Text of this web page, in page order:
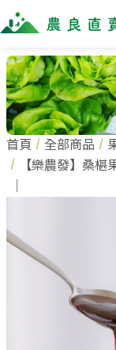
全部商品
全部商品
當季優質水果專區
鳳梨專區
柚子專區
新鮮蔬菜
米、雜糧
麵食、米粉
最新消息
商家一覽
全部商家
小農
農會
蔬果知識+
蔬果文化
美味食譜
常見問題
關於我們
首頁 全部商品
【樂農發】桑